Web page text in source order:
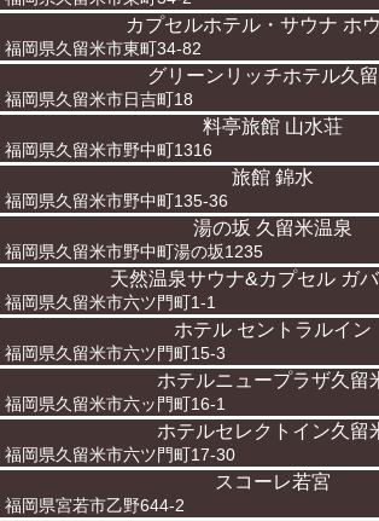
カプセルホテル・サウナ ホ
福岡県久留米市東町34-82
グリーンリッチホテル久
福岡県久留米市日吉町18
料亭旅館 山水荘
福岡県久留米市野中町1316
旅館 錦水
福岡県久留米市野中町135-36
湯の坂 久留米温泉
福岡県久留米市野中町湯の坂1235
天然温泉サウナ&カプセル ガ
福岡県久留米市六ツ門町1-1
ホテル セントラルイン
福岡県久留米市六ツ門町15-3
ホテルニュープラザ久留
福岡県久留米市六ッ門町16-1
ホテルセレクトイン久留
福岡県久留米市六ツ門町17-30
スコーレ若宮
福岡県宮若市乙野644-2